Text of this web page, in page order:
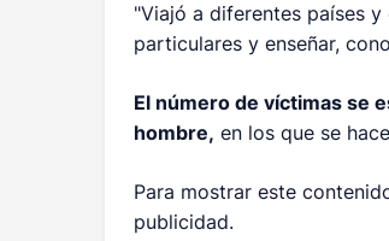
"Viajó a diferentes países
particulares y enseñar,
El número de víctimas se
hombre, en los que se
Para mostrar este
publicidad.